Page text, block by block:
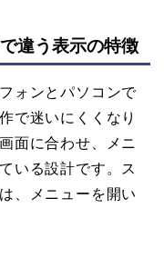
違う表示の特徴
ォンとパソコンで
で迷いにくくなり
面に合わせ、メニ
いる設計です。ス
、メニューを開い